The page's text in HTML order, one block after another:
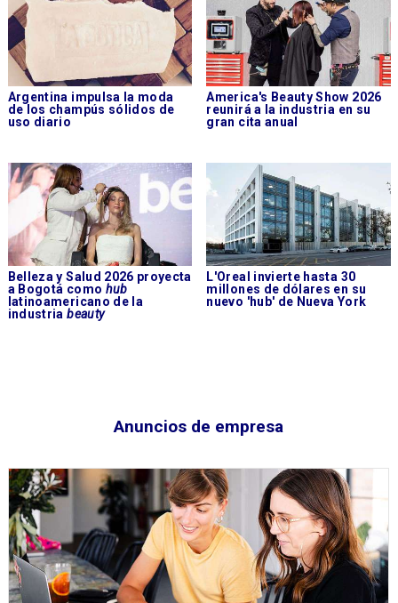
Argentina impulsa la moda
de los champús sólidos de
uso diario
America's Beauty Show 2026
reunirá a la industria en su
gran cita anual
Belleza y Salud 2026 proyecta
a Bogotá como hub
latinoamericano de la
industria beauty
L'Oreal invierte hasta 30
millones de dólares en su
nuevo 'hub' de Nueva York
Anuncios de empresa